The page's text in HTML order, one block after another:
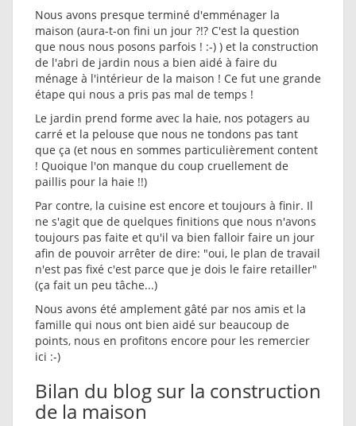
Nous avons presque terminé d'emménager la
maison (aura-t-on fini un jour ?!? C'est la question
que nous nous posons parfois ! :-) ) et la construction
de l'abri de jardin nous a bien aidé à faire du
ménage à l'intérieur de la maison ! Ce fut une grande
étape qui nous a pris pas mal de temps !
Le jardin prend forme avec la haie, nos potagers au
carré et la pelouse que nous ne tondons pas tant
que ça (et nous en sommes particulièrement content
! Quoique l'on manque du coup cruellement de
paillis pour la haie !!)
Par contre, la cuisine est encore et toujours à finir. Il
ne s'agit que de quelques finitions que nous n'avons
toujours pas faite et qu'il va bien falloir faire un jour
afin de pouvoir arrêter de dire: "oui, le plan de travail
n'est pas fixé c'est parce que je dois le faire retailler"
(ça fait un peu tâche...)
Nous avons été amplement gâté par nos amis et la
famille qui nous ont bien aidé sur beaucoup de
points, nous en profitons encore pour les remercier
ici :-)
Bilan du blog sur la construction
de la maison